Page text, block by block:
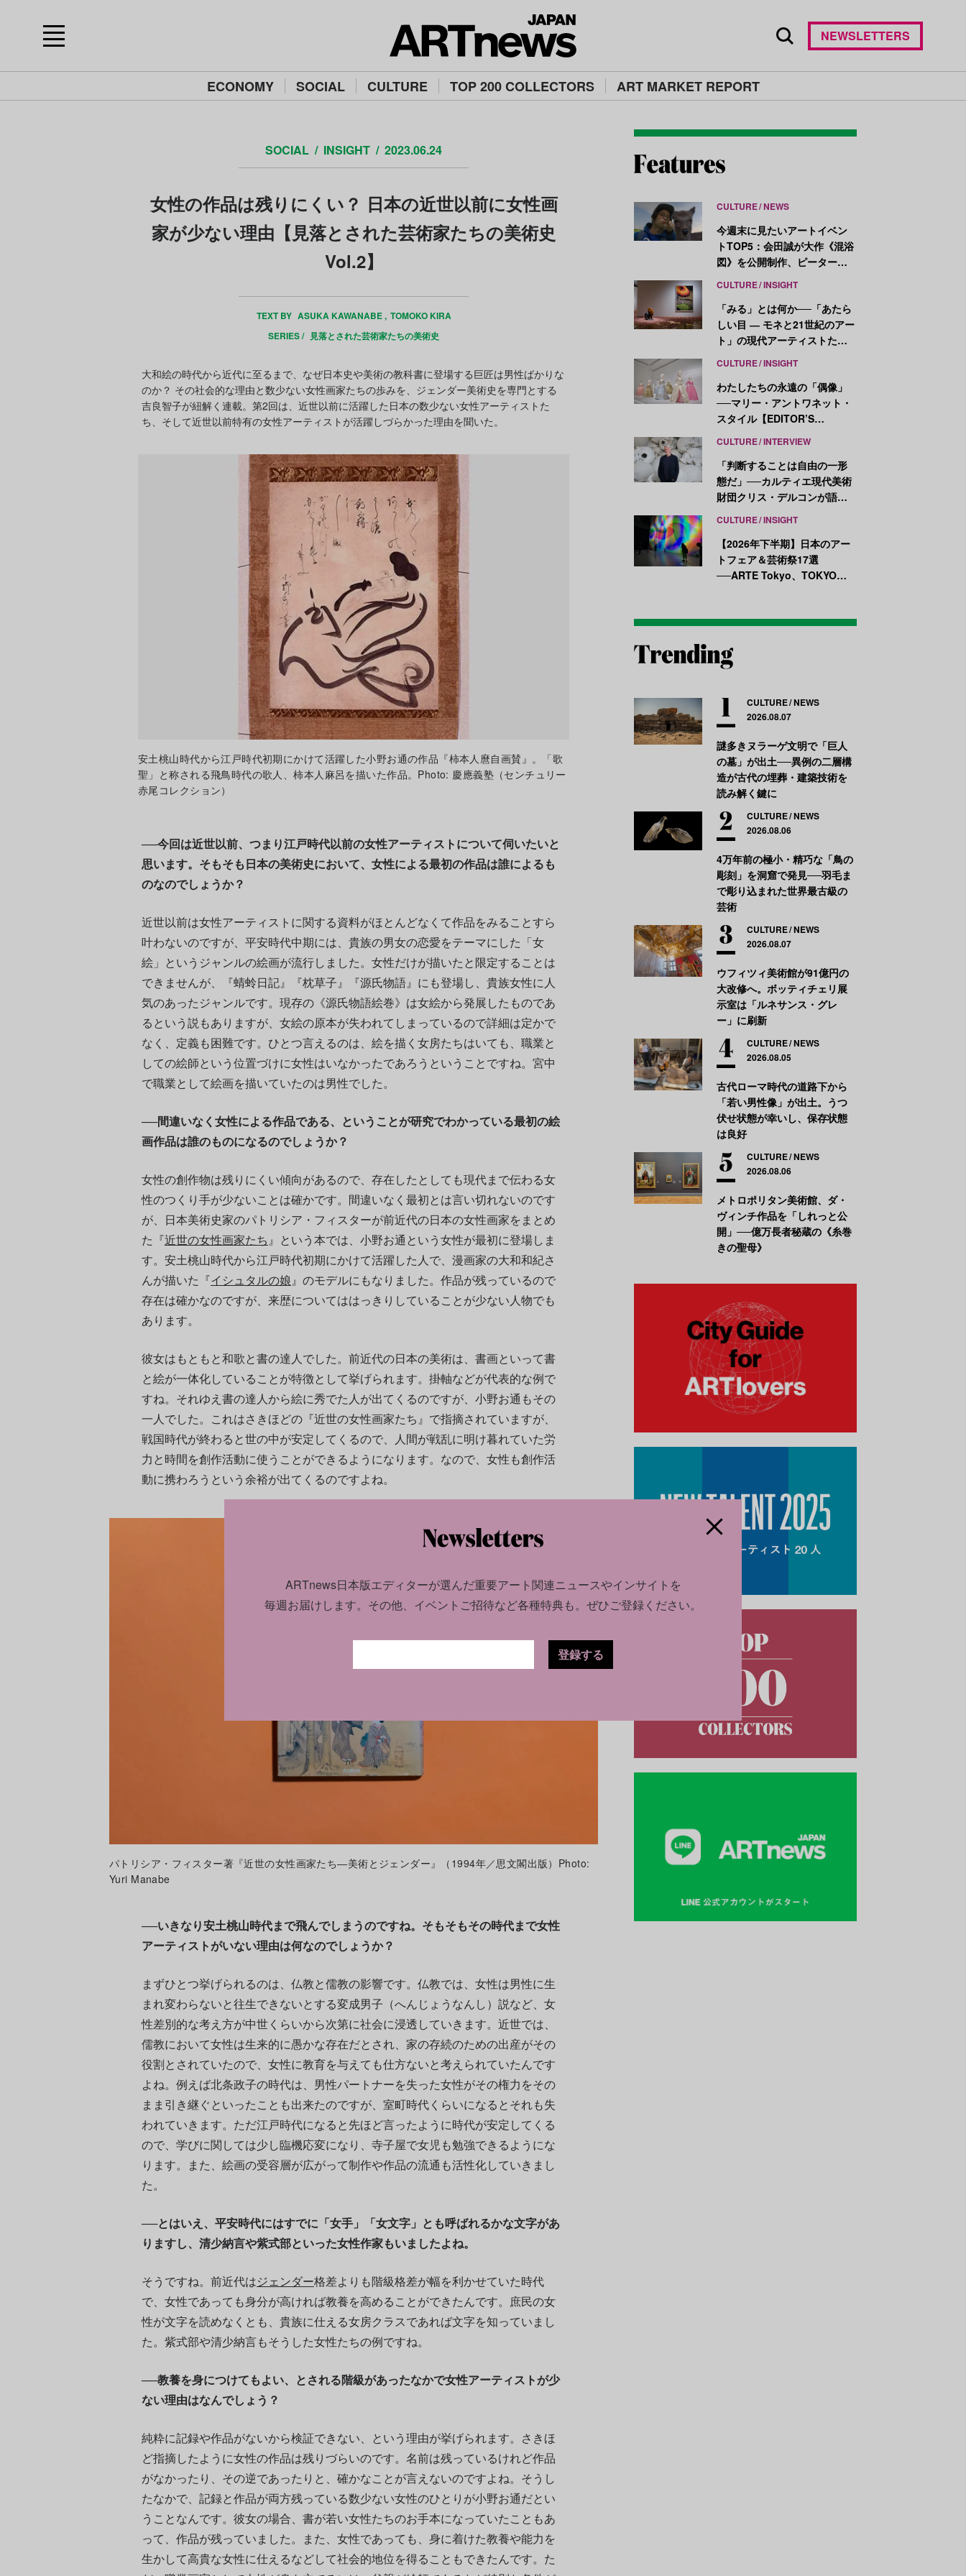
ECONOMY SOCIAL CULTURE TOP 200 COLLECTORS ART MARKET REPORT
NEWSLETTERS
SOCIAL INSIGHT 2023.06.24
女性の作品は残りにくい？ 日本の近世以前に女性画
家が少ない理由【見落とされた芸術家たちの美術史
Vol.2】
TEXT BY ASUKA KAWANABE
TOMOKO KIRA
SERIES / 見落とされた芸術家たちの美術史
大和絵の時代から近代に至るまで、なぜ日本史や美術の教科書に登場する巨匠は男性ばかりな
のか？ その社会的な理由と数少ない女性画家たちの歩みを、ジェンダー美術史を専門とする
吉良智子が紐解く連載。第2回は、近世以前に活躍した日本の数少ない女性アーティストた
ち、そして近世以前特有の女性アーティストが活躍しづらかった理由を聞いた。
安土桃山時代から江戸時代初期にかけて活躍した小野お通の作品『柿本人麿自画賛』。「歌
聖」と称される飛鳥時代の歌人、柿本人麻呂を描いた作品。Photo: 慶應義塾（センチュリー
赤尾コレクション）
──今回は近世以前、つまり江戸時代以前の女性アーティストについて伺いたいと
思います。そもそも日本の美術史において、女性による最初の作品は誰によるも
のなのでしょうか？
近世以前は女性アーティストに関する資料がほとんどなくて作品をみることすら
叶わないのですが、平安時代中期には、貴族の男女の恋愛をテーマにした「女
絵」というジャンルの絵画が流行しました。女性だけが描いたと限定することは
できませんが、『蜻蛉日記』『枕草子』『源氏物語』にも登場し、貴族女性に人
気のあったジャンルです。現存の《源氏物語絵巻》は女絵から発展したものであ
るという説もありますが、女絵の原本が失われてしまっているので詳細は定かで
なく、定義も困難です。ひとつ言えるのは、絵を描く女房たちはいても、職業と
しての絵師という位置づけに女性はいなかったであろうということですね。宮中
で職業として絵画を描いていたのは男性でした。
──間違いなく女性による作品である、ということが研究でわかっている最初の絵
画作品は誰のものになるのでしょうか？
女性の創作物は残りにくい傾向があるので、存在したとしても現代まで伝わる女
性のつくり手が少ないことは確かです。間違いなく最初とは言い切れないのです
が、日本美術史家のパトリシア・フィスターが前近代の日本の女性画家をまとめ
た『近世の女性画家たち』という本では、小野お通という女性が最初に登場しま
す。安土桃山時代から江戸時代初期にかけて活躍した人で、漫画家の大和和紀さ
んが描いた『イシュタルの娘』のモデルにもなりました。作品が残っているので
存在は確かなのですが、来歴についてははっきりしていることが少ない人物でも
あります。
彼女はもともと和歌と書の達人でした。前近代の日本の美術は、書画といって書
と絵が一体化していることが特徴として挙げられます。掛軸などが代表的な例で
すね。それゆえ書の達人から絵に秀でた人が出てくるのですが、小野お通もその
一人でした。これはさきほどの『近世の女性画家たち』で指摘されていますが、
戦国時代が終わると世の中が安定してくるので、人間が戦乱に明け暮れていた労
力と時間を創作活動に使うことができるようになります。なので、女性も創作活
動に携わろうという余裕が出てくるのですよね。
パトリシア・フィスター著『近世の女性画家たち―美術とジェンダー』（1994年／思文閣出版）Photo:
Yuri Manabe
──いきなり安土桃山時代まで飛んでしまうのですね。そもそもその時代まで女性
アーティストがいない理由は何なのでしょうか？
まずひとつ挙げられるのは、仏教と儒教の影響です。仏教では、女性は男性に生
まれ変わらないと往生できないとする変成男子（へんじょうなんし）説など、女
性差別的な考え方が中世くらいから次第に社会に浸透していきます。近世では、
儒教において女性は生来的に愚かな存在だとされ、家の存続のための出産がその
役割とされていたので、女性に教育を与えても仕方ないと考えられていたんです
よね。例えば北条政子の時代は、男性パートナーを失った女性がその権力をその
まま引き継ぐといったことも出来たのですが、室町時代くらいになるとそれも失
われていきます。ただ江戸時代になると先ほど言ったように時代が安定してくる
ので、学びに関しては少し臨機応変になり、寺子屋で女児も勉強できるようにな
ります。また、絵画の受容層が広がって制作や作品の流通も活性化していきまし
た。
──とはいえ、平安時代にはすでに「女手」「女文字」とも呼ばれるかな文字があ
りますし、清少納言や紫式部といった女性作家もいましたよね。
そうですね。前近代はジェンダー格差よりも階級格差が幅を利かせていた時代
で、女性であっても身分が高ければ教養を高めることができたんです。庶民の女
性が文字を読めなくとも、貴族に仕える女房クラスであれば文字を知っていまし
た。紫式部や清少納言もそうした女性たちの例ですね。
──教養を身につけてもよい、とされる階級があったなかで女性アーティストが少
ない理由はなんでしょう？
純粋に記録や作品がないから検証できない、という理由が挙げられます。さきほ
ど指摘したように女性の作品は残りづらいのです。名前は残っているけれど作品
がなかったり、その逆であったりと、確かなことが言えないのですよね。そうし
たなかで、記録と作品が両方残っている数少ない女性のひとりが小野お通だとい
うことなんです。彼女の場合、書が若い女性たちのお手本になっていたこともあ
って、作品が残っていました。また、女性であっても、身に着けた教養や能力を
生かして高貴な女性に仕えるなどして社会的地位を得ることもできたんです。た
CULTURE NEWS
今週末に見たいアートイベン
トTOP5：会田誠が大作《混浴
図》を公開制作、ピーター・
CULTURE INSIGHT
「みる」とは何か──「あたら
しい目 ― モネと21世紀のアー
ト」の現代アーティストたち
CULTURE INSIGHT
わたしたちの永遠の「偶像」
──マリー・アントワネット・
スタイル【EDITOR’S
CULTURE INTERVIEW
「判断することは自由の一形
態だ」──カルティエ現代美術
財団クリス・デルコンが語
CULTURE INSIGHT
【2026年下半期】日本のアー
トフェア＆芸術祭17選
──ARTE Tokyo、TOKYO
CULTURE NEWS
2026.08.07
謎多きヌラーゲ文明で「巨人
の墓」が出土──異例の二層構
造が古代の埋葬・建築技術を
読み解く鍵に
CULTURE NEWS
2026.08.06
4万年前の極小・精巧な「鳥の
彫刻」を洞窟で発見──羽毛ま
で彫り込まれた世界最古級の
芸術
CULTURE NEWS
2026.08.07
ウフィツィ美術館が91億円の
大改修へ。ボッティチェリ展
示室は「ルネサンス・グレ
ー」に刷新
CULTURE NEWS
2026.08.05
古代ローマ時代の道路下から
「若い男性像」が出土。うつ
伏せ状態が幸いし、保存状態
は良好
CULTURE NEWS
2026.08.06
メトロポリタン美術館、ダ・
ヴィンチ作品を「しれっと公
開」──億万長者秘蔵の《糸巻
きの聖母》
ARTnews日本版エディターが選んだ重要アート関連ニュースやインサイトを
毎週お届けします。 その他、イベントご招待など各種特典も。ぜひご登録ください。
登録する